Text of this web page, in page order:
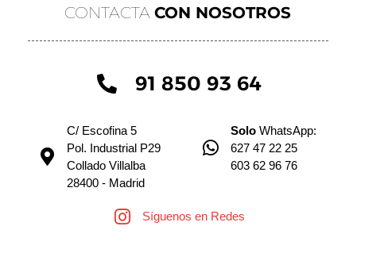
CONTACTACON NOSOTROS
91 850 93 64
C/ Escofina 5
Pol. Industrial P29
Collado Villalba
28400 - Madrid
Solo WhatsApp:
627 47 22 25
603 62 96 76
Síguenos en Redes